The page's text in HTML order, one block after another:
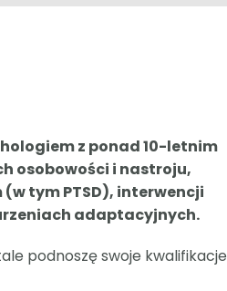
z ponad 10-letnim
osobowości i nastroju,
tym PTSD), interwencji
adaptacyjnych.
podnoszę swoje kwalifikacje